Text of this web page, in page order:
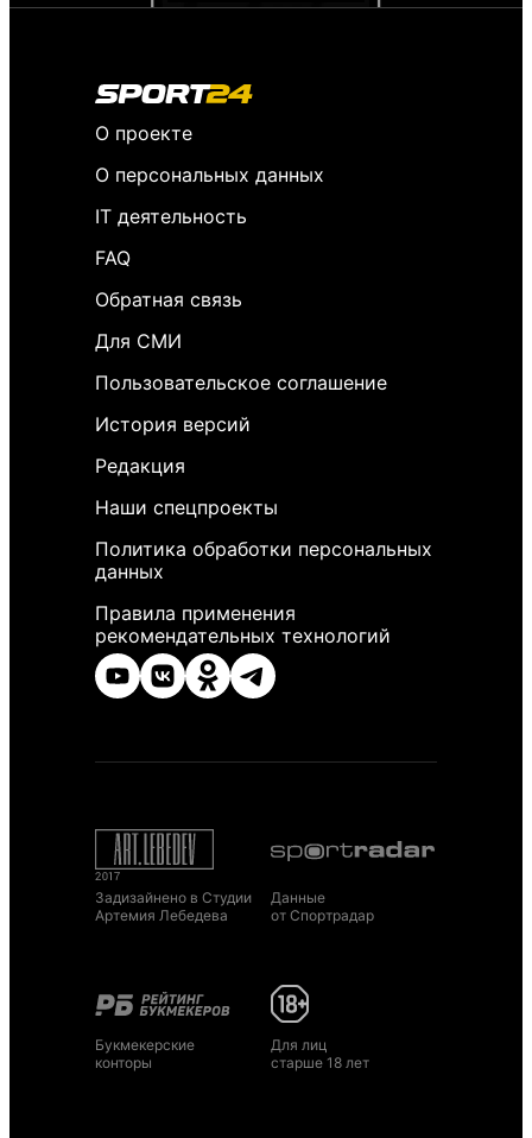
О проекте
О персональных данных
IT деятельность
FAQ
Обратная связь
Для СМИ
Пользовательское соглашение
История версий
Редакция
Наши спецпроекты
Политика обработки персональных
данных
Правила применения
рекомендательных технологий
Задизайнено в Студии
Артемия Лебедева
Данные
от Спортрадар
Букмекерские
конторы
Для лиц
старше 18 лет